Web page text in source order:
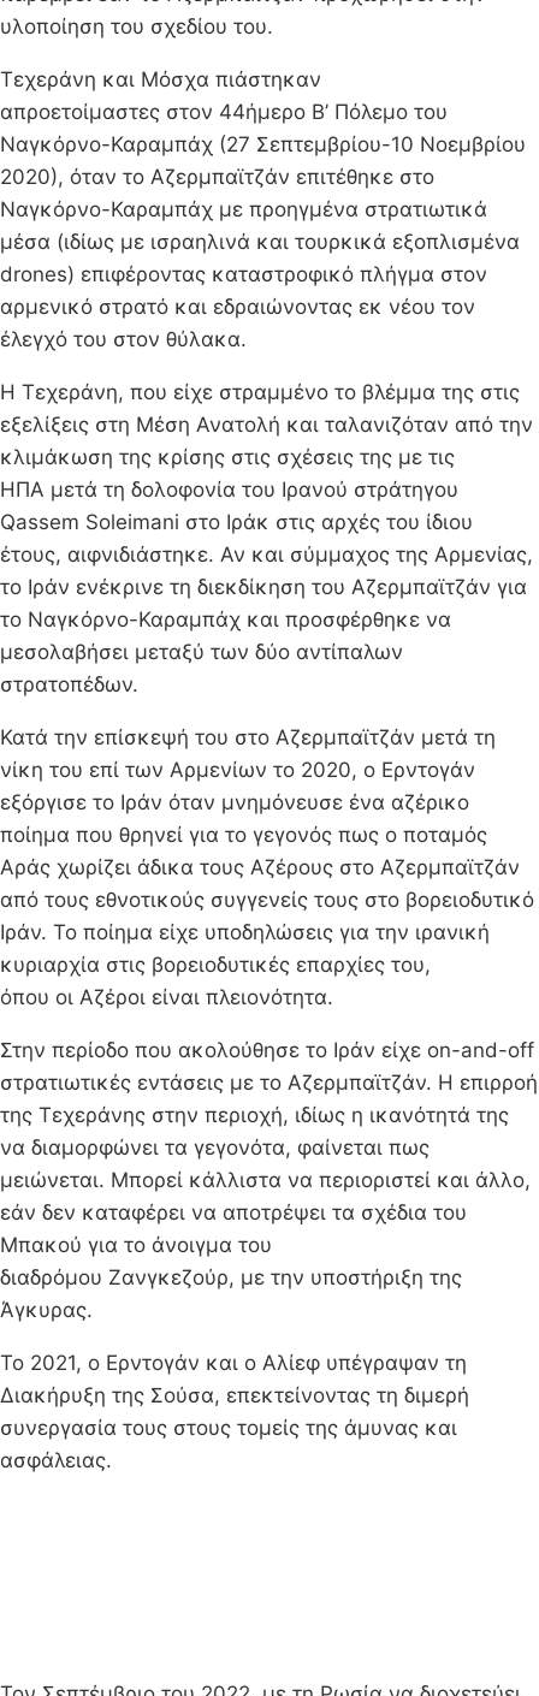
υλοποίηση του σχεδίου του.
Τεχεράνη και Μόσχα πιάστηκαν
απροετοίμαστες στον 44ήμερο Β’ Πόλεμο του
Ναγκόρνο-Καραμπάχ (27 Σεπτεμβρίου-10 Νοεμβρίου
2020), όταν το Αζερμπαϊτζάν επιτέθηκε στο
Ναγκόρνο-Καραμπάχ με προηγμένα στρατιωτικά
μέσα (ιδίως με ισραηλινά και τουρκικά εξοπλισμένα
drones) επιφέροντας καταστροφικό πλήγμα στον
αρμενικό στρατό και εδραιώνοντας εκ νέου τον
έλεγχό του στον θύλακα.
Η Τεχεράνη, που είχε στραμμένο το βλέμμα της στις
εξελίξεις στη Μέση Ανατολή και ταλανιζόταν από την
κλιμάκωση της κρίσης στις σχέσεις της με τις
ΗΠΑ μετά τη δολοφονία του Ιρανού στράτηγου
Qassem Soleimani στο Ιράκ στις αρχές του ίδιου
έτους, αιφνιδιάστηκε. Αν και σύμμαχος της Αρμενίας,
το Ιράν ενέκρινε τη διεκδίκηση του Αζερμπαϊτζάν για
το Ναγκόρνο-Καραμπάχ και προσφέρθηκε να
μεσολαβήσει μεταξύ των δύο αντίπαλων
στρατοπέδων.
Κατά την επίσκεψή του στο Αζερμπαϊτζάν μετά τη
νίκη του επί των Αρμενίων το 2020, ο Ερντογάν
εξόργισε το Ιράν όταν μνημόνευσε ένα αζέρικο
ποίημα που θρηνεί για το γεγονός πως ο ποταμός
Αράς χωρίζει άδικα τους Αζέρους στο Αζερμπαϊτζάν
από τους εθνοτικούς συγγενείς τους στο βορειοδυτικό
Ιράν. Το ποίημα είχε υποδηλώσεις για την ιρανική
κυριαρχία στις βορειοδυτικές επαρχίες του,
όπου οι Αζέροι είναι πλειονότητα.
Στην περίοδο που ακολούθησε το Ιράν είχε on-and-off
στρατιωτικές εντάσεις με το Αζερμπαϊτζάν. Η επιρροή
της Τεχεράνης στην περιοχή, ιδίως η ικανότητά της
να διαμορφώνει τα γεγονότα, φαίνεται πως
μειώνεται. Μπορεί κάλλιστα να περιοριστεί και άλλο,
εάν δεν καταφέρει να αποτρέψει τα σχέδια του
Μπακού για το άνοιγμα του
διαδρόμου Ζανγκεζούρ, με την υποστήριξη της
Άγκυρας.
Το 2021, ο Ερντογάν και ο Αλίεφ υπέγραψαν τη
Διακήρυξη της Σούσα, επεκτείνοντας τη διμερή
συνεργασία τους στους τομείς της άμυνας και
ασφάλειας.